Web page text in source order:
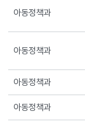
아동정책과
아동정책과
아동정책과
아동정책과